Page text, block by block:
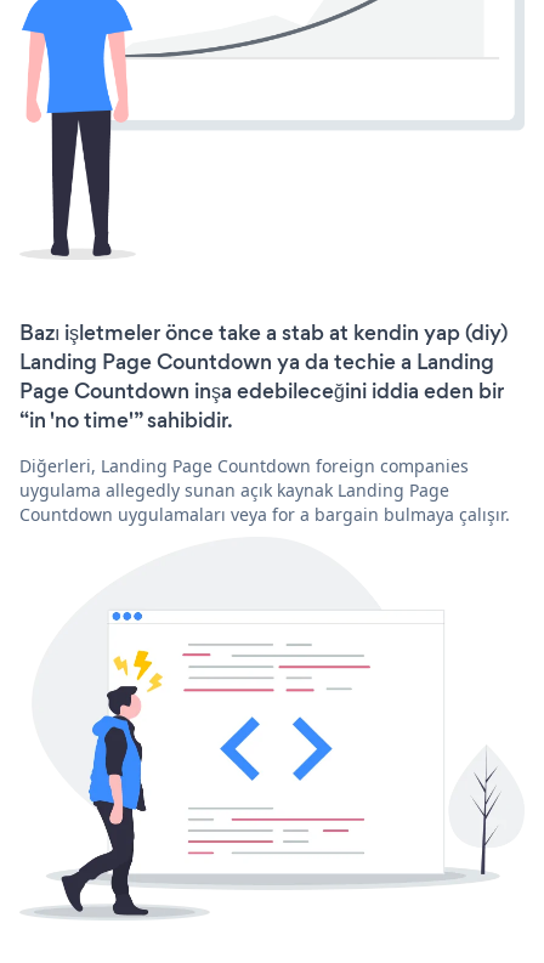
Bazı işletmeler önce take a stab at kendin yap (diy)
Landing Page Countdown ya da techie a Landing
Page Countdown inşa edebileceğini iddia eden bir
“in 'no time'” sahibidir.
Diğerleri, Landing Page Countdown foreign companies
uygulama allegedly sunan açık kaynak Landing Page
Countdown uygulamaları veya for a bargain bulmaya çalışır.